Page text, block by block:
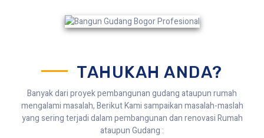
TAHUKAH ANDA?
Banyak dari proyek pembangunan gudang ataupun rumah
mengalami masalah, Berikut Kami sampaikan masalah-maslah
yang sering terjadi dalam pembangunan dan renovasi Rumah
ataupun Gudang :